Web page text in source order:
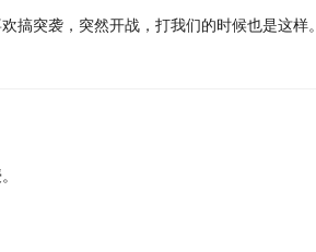
搞突袭，突然开战，打我们的时候也是这样。